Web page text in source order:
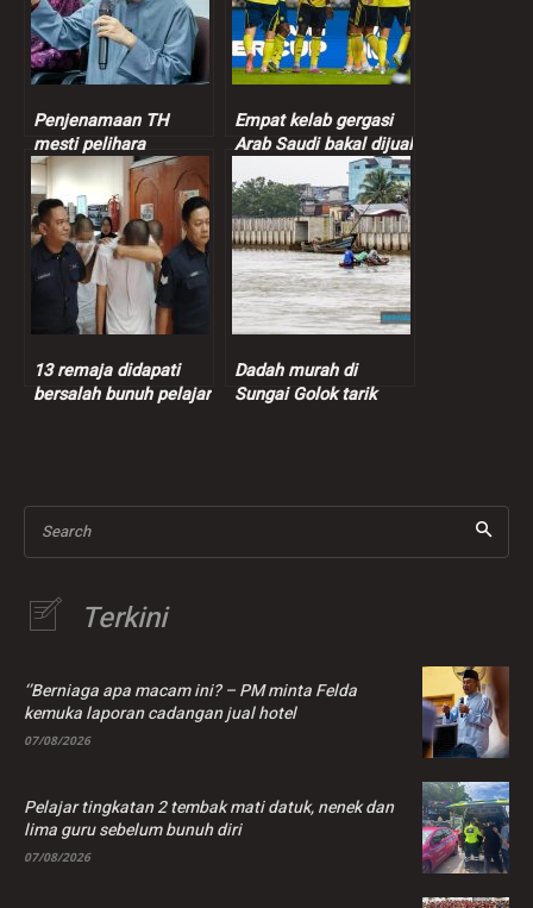
Penjenamaan TH
mesti pelihara
sensitiviti, suara hati
pendeposit – Dr.Zulkifli
Empat kelab gergasi
Arab Saudi bakal dijual
termasuk kelab
Ronaldo
13 remaja didapati
bersalah bunuh pelajar
Dadah murah di
Sungai Golok tarik
Search
Terkini
‘’Berniaga apa macam ini? – PM minta Felda
kemuka laporan cadangan jual hotel
07/08/2026
Pelajar tingkatan 2 tembak mati datuk, nenek dan
lima guru sebelum bunuh diri
07/08/2026